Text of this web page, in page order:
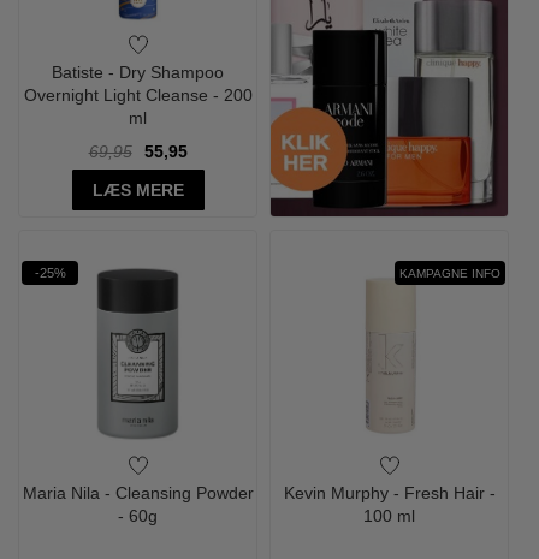
Batiste - Dry Shampoo
Overnight Light Cleanse - 200
ml
69,95
55,95
LÆS MERE
-25%
Maria Nila - Cleansing Powder
- 60g
KAMPAGNE INFO
Kevin Murphy - Fresh Hair -
100 ml